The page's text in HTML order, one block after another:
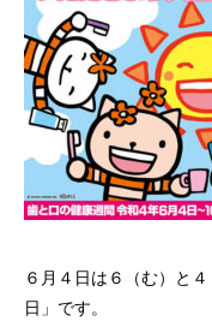
審美
６月４日は６（む）と
日」です。